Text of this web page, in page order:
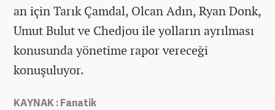
an için Tarık Çamdal, Olcan Adın, Ryan Donk,
Umut Bulut ve Chedjou ile yolların ayrılması
konusunda yönetime rapor vereceği
konuşuluyor.
KAYNAK : Fanatik